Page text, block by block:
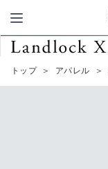
トップ ＞ アパレル ＞